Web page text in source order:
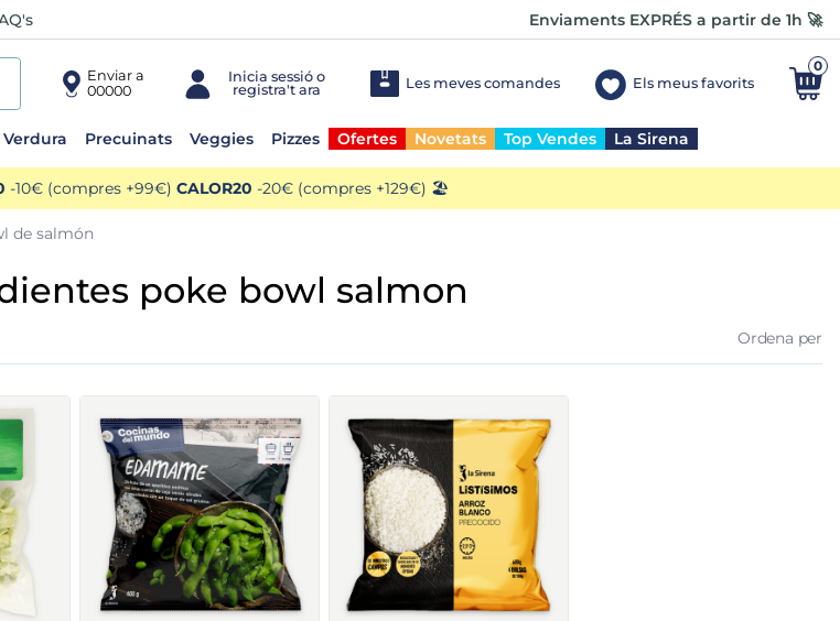
Enviaments EXPRÉS a partir de 1h 🚀
Enviar a
00000
Les meves comandes Els meus favorits
0
Verdura Precuinats Veggies Pizzes Ofertes Novetats Top Vendes La Sirena
-10€ (compres +99€) CALOR20 -20€ (compres +129€) 🏖️
de salmón
poke bowl salmon
Ordena per